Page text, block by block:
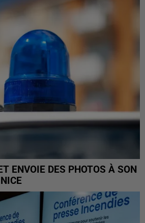
ENVOIE DES PHOTOS À SON